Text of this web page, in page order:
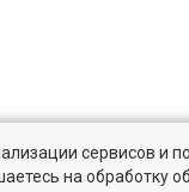
Гагарина, 1
сервисов и
на обработку